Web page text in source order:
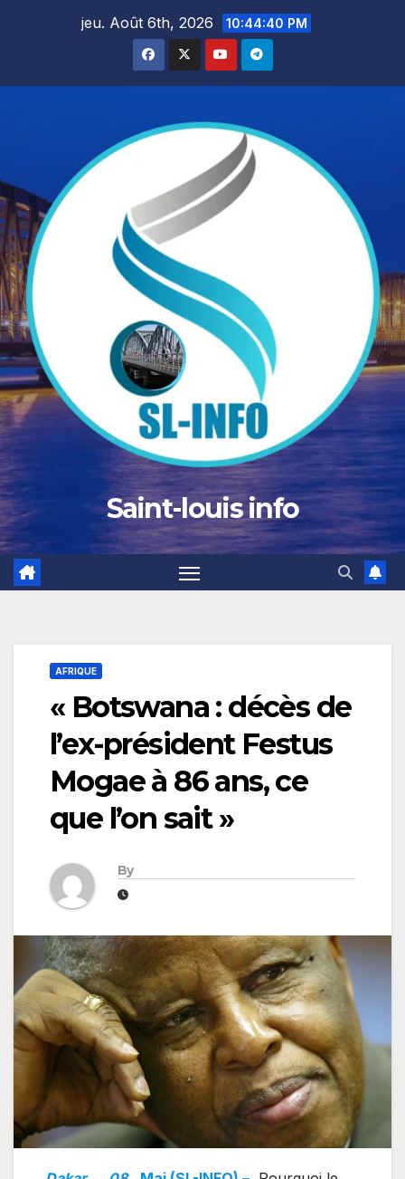
jeu. Août 6th, 2026 10:44:41 PM
Saint-louis info
AFRIQUE
« Botswana : décès de
l’ex-président Festus
Mogae à 86 ans, ce
que l’on sait »
By